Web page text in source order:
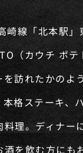
崎線「北本駅
（カウチ ポ
を訪れたかのよ
格ステーキ、
料理。ディナー
を飲む方にも